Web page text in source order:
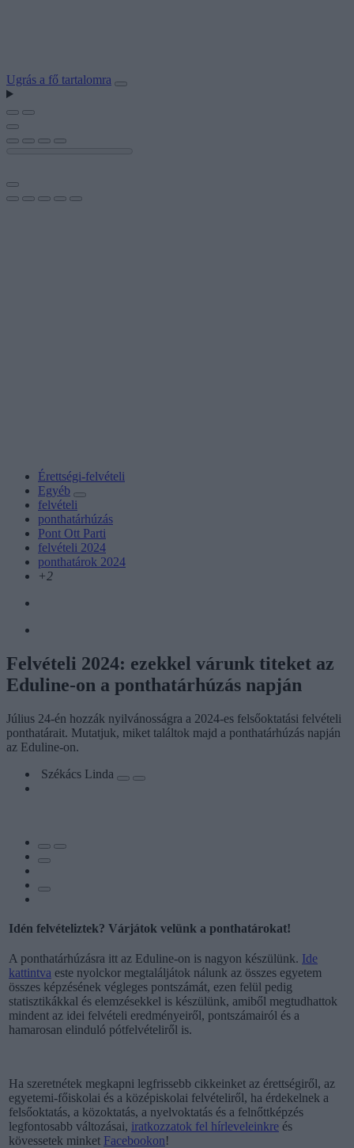
Ugrás a fő tartalomra
Érettségi-felvételi
Egyéb
felvételi
ponthatárhúzás
Pont Ott Parti
felvételi 2024
ponthatárok 2024
+2
Felvételi 2024: ezekkel várunk titeket az
Eduline-on a ponthatárhúzás napján
Július 24-én hozzák nyilvánosságra a 2024-es felsőoktatási felvételi
ponthatárait. Mutatjuk, miket találtok majd a ponthatárhúzás napján
az Eduline-on.
Székács Linda
Idén felvételiztek? Várjátok velünk a ponthatárokat!
A ponthatárhúzásra itt az Eduline-on is nagyon készülünk. Ide
kattintva este nyolckor megtaláljátok nálunk az összes egyetem
összes képzésének végleges pontszámát, ezen felül pedig
statisztikákkal és elemzésekkel is készülünk, amiből megtudhattok
mindent az idei felvételi eredményeiről, pontszámairól és a
hamarosan elinduló pótfelvételiről is.
Ha szeretnétek megkapni legfrissebb cikkeinket az érettségiről, az
egyetemi-főiskolai és a középiskolai felvételiről, ha érdekelnek a
felsőoktatás, a közoktatás, a nyelvoktatás és a felnőttképzés
legfontosabb változásai, iratkozzatok fel hírleveleinkre és
kövessetek minket Facebookon!